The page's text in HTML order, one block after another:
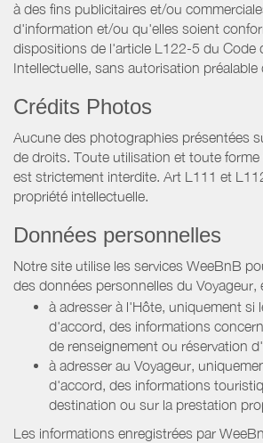
à des fins publicitaires et/ou
d'information et/ou qu'elles soient
dispositions de l'article L122-5 du Code
Intellectuelle, sans autorisation préalable
Crédits Photos
Aucune des photographies présentées
de droits. Toute utilisation et toute
est strictement interdite. Art L111 et
propriété intellectuelle.
Données personnelles
Notre site utilise les services WeeBnB
des données personnelles du Voyageur,
à adresser à l'Hôte, uniquement si
d'accord, des informations
de renseignement ou réservation
à adresser au Voyageur,
d'accord, des informations
destination ou sur la prestation
Les informations enregistrées par